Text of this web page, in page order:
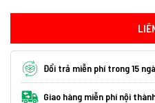
Đổi trả miễn phí trong 15
Giao hàng miễn phí nội